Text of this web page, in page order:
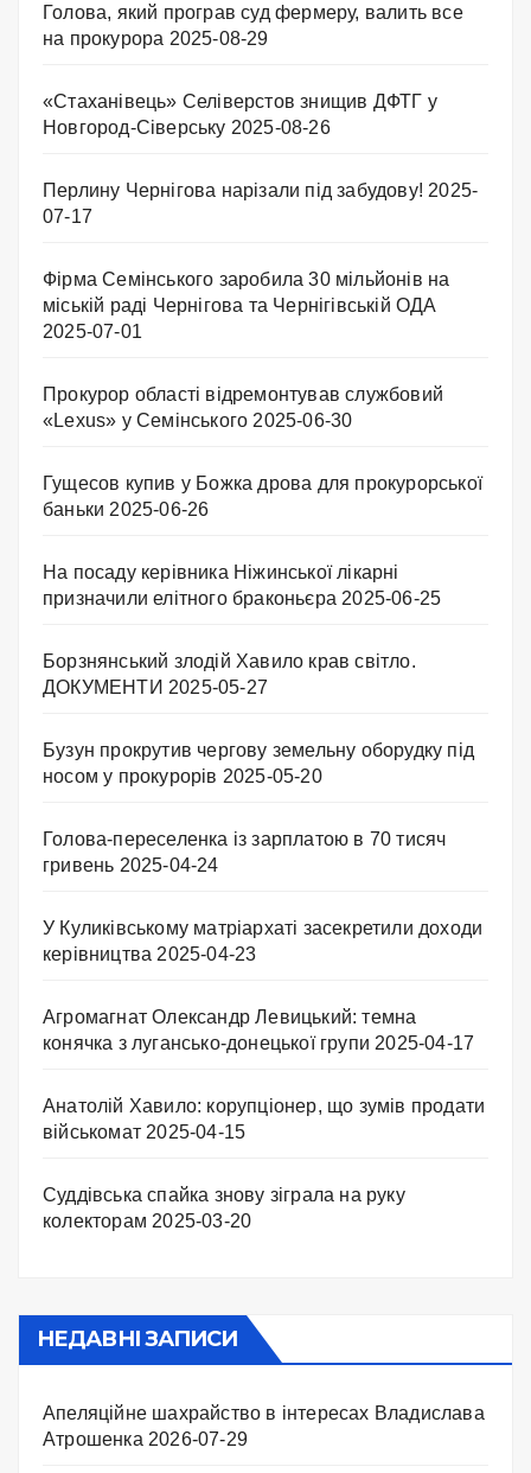
Голова, який програв суд фермеру, валить все
на прокурора 2025-08-29
«Стаханівець» Селіверстов знищив ДФТГ у
Новгород-Сіверську 2025-08-26
Перлину Чернігова нарізали під забудову! 2025-
07-17
Фірма Семінського заробила 30 мільйонів на
міській раді Чернігова та Чернігівській ОДА
2025-07-01
Прокурор області відремонтував службовий
«Lexus» у Семінського 2025-06-30
Гущесов купив у Божка дрова для прокурорської
баньки 2025-06-26
На посаду керівника Ніжинської лікарні
призначили елітного браконьєра 2025-06-25
Борзнянський злодій Хавило крав світло.
ДОКУМЕНТИ 2025-05-27
Бузун прокрутив чергову земельну оборудку під
носом у прокурорів 2025-05-20
Голова-переселенка із зарплатою в 70 тисяч
гривень 2025-04-24
У Куликівському матріархаті засекретили доходи
керівництва 2025-04-23
Агромагнат Олександр Левицький: темна
конячка з лугансько-донецької групи 2025-04-17
Анатолій Хавило: корупціонер, що зумів продати
військомат 2025-04-15
Суддівська спайка знову зіграла на руку
колекторам 2025-03-20
НЕДАВНІ ЗАПИСИ
Апеляційне шахрайство в інтересах Владислава
Атрошенка 2026-07-29